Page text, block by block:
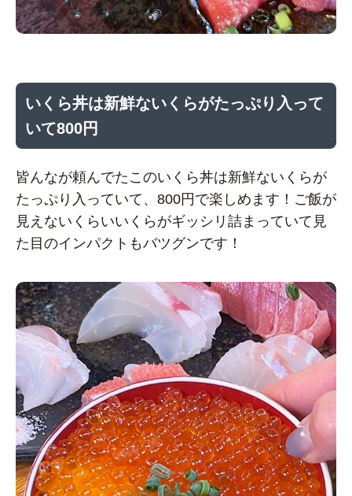
いくら丼は新鮮ないくらがたっぷり入って
いて800円
皆んなが頼んでたこのいくら丼は新鮮ないくらが
たっぷり入っていて、800円で楽しめます！ご飯が
見えないくらいいくらがギッシリ詰まっていて見
た目のインパクトもバツグンです！